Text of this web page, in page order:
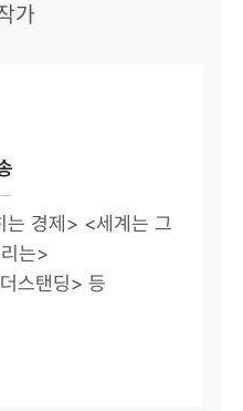
가
는 경제> <세계는 그
는>
스탠딩> 등